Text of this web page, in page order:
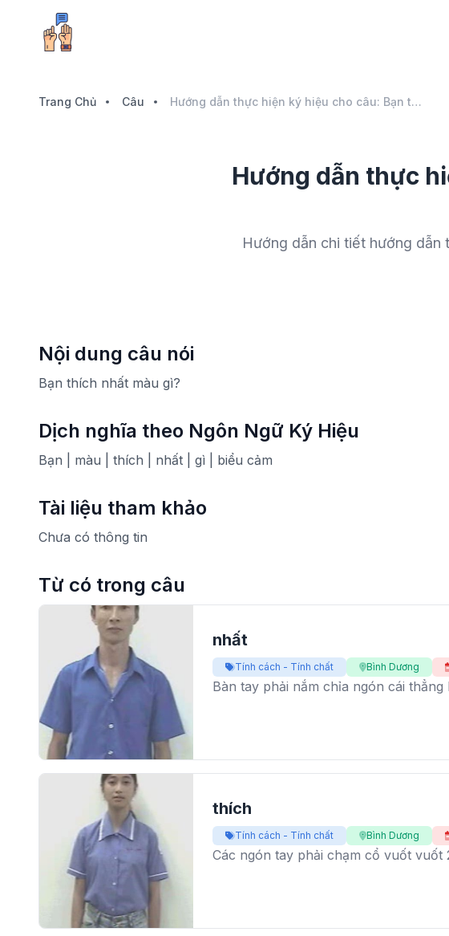
Trang Chủ Câu Hướng dẫn thực hiện ký hiệu cho câu: Bạn thích nhất màu gì?
Hướng dẫn thực
Hướng dẫn chi tiết hướng dẫn
Nội dung câu nói
Bạn thích nhất màu gì?
Dịch nghĩa theo Ngôn Ngữ Ký Hiệu
Bạn | màu | thích | nhất | gì | biểu cảm
Tài liệu tham khảo
Chưa có thông tin
Từ có trong câu
nhất
Tính cách - Tính chất Bình Dương
Bàn tay phải nắm chỉa ngón cái thẳng
thích
Tính cách - Tính chất Bình Dương
Các ngón tay phải chạm cổ vuốt vuốt